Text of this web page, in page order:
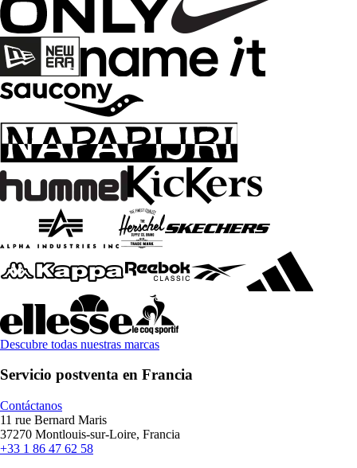
Descubre todas nuestras marcas
Servicio postventa en Francia
Contáctanos
11 rue Bernard Maris
37270 Montlouis-sur-Loire, Francia
+33 1 86 47 62 58